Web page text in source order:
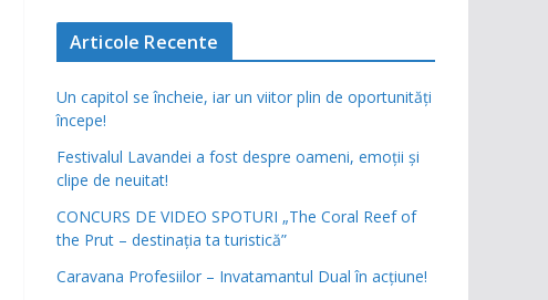
Articole Recente
Un capitol se încheie, iar un viitor plin de oportunități
începe!
Festivalul Lavandei a fost despre oameni, emoții și
clipe de neuitat!
CONCURS DE VIDEO SPOTURI „The Coral Reef of
the Prut – destinația ta turistică”
Caravana Profesiilor – Invatamantul Dual în acțiune!